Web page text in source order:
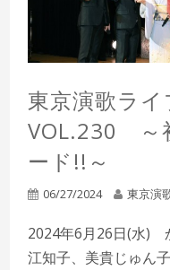
東京演歌ラ
VOL.230 ～
ード!!～
06/27/2024 東京演
2024年6月26日(水)
江知子、美貴じゅん